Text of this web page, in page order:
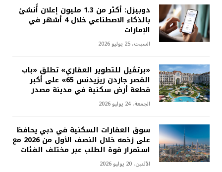
دوبيزل: أكثر من 1.3 مليون إعلان أُنشئ
بالذكاء الاصطناعي خلال 4 أشهر في
الإمارات
السبت، 25 يوليو 2026
«برتڤيل للتطوير العقاري» تطلق «باب
القصر جاردن ريزيدنس 65» على أكبر
قطعة أرض سكنية في مدينة مصدر
الجمعة، 24 يوليو 2026
سوق العقارات السكنية في دبي يحافظ
على زخمه خلال النصف الأول من 2026 مع
استمرار قوة الطلب عبر مختلف الفئات
الأثنين، 20 يوليو 2026